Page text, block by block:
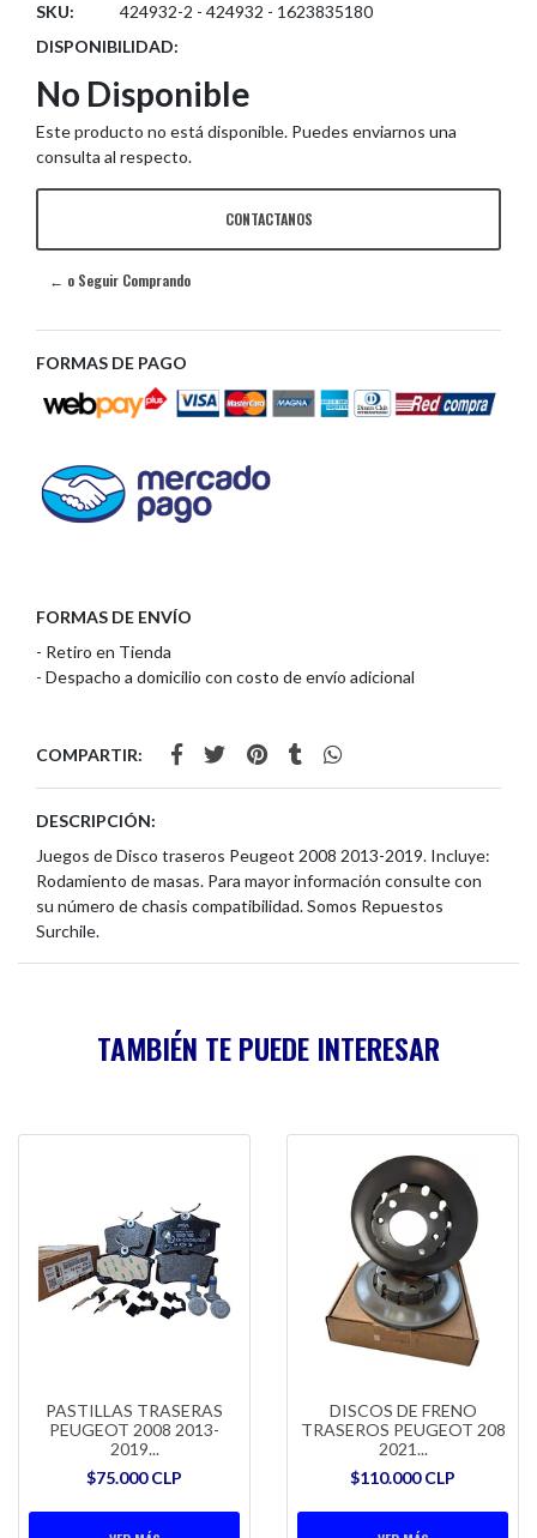
SKU:
424932-2 - 424932 - 1623835180
DISPONIBILIDAD:
No Disponible
Este producto no está disponible. Puedes enviarnos una
consulta al respecto.
CONTACTANOS
← o Seguir Comprando
FORMAS DE PAGO
FORMAS DE ENVÍO
- Retiro en Tienda
- Despacho a domicilio con costo de envío adicional
COMPARTIR:
DESCRIPCIÓN:
Juegos de Disco traseros Peugeot 2008 2013-2019. Incluye:
Rodamiento de masas. Para mayor información consulte con
su número de chasis compatibilidad. Somos Repuestos
Surchile.
TAMBIÉN TE PUEDE INTERESAR
PASTILLAS TRASERAS
PEUGEOT 2008 2013-
2019...
$75.000 CLP
DISCOS DE FRENO
TRASEROS PEUGEOT 208
2021...
$110.000 CLP